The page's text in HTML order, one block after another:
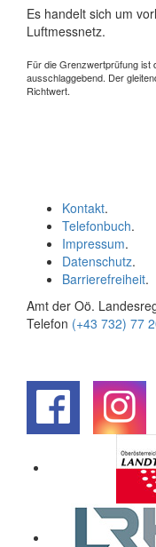
Es handelt sich um
Luftmessnetz.
Für die Grenzwertprüfung ist
ausschlaggebend. Der
Richtwert.
Kontakt.
Telefonbuch.
Impressum.
Datenschutz.
Barrierefreiheit.
Amt der Oö.
Telefon (+43 732) 77